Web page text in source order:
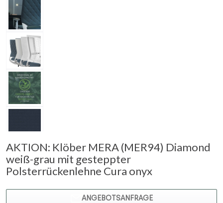
AKTION: Klöber MERA (MER94) Diamond
weiß-grau mit gesteppter
Polsterrückenlehne Cura onyx
ANGEBOTSANFRAGE